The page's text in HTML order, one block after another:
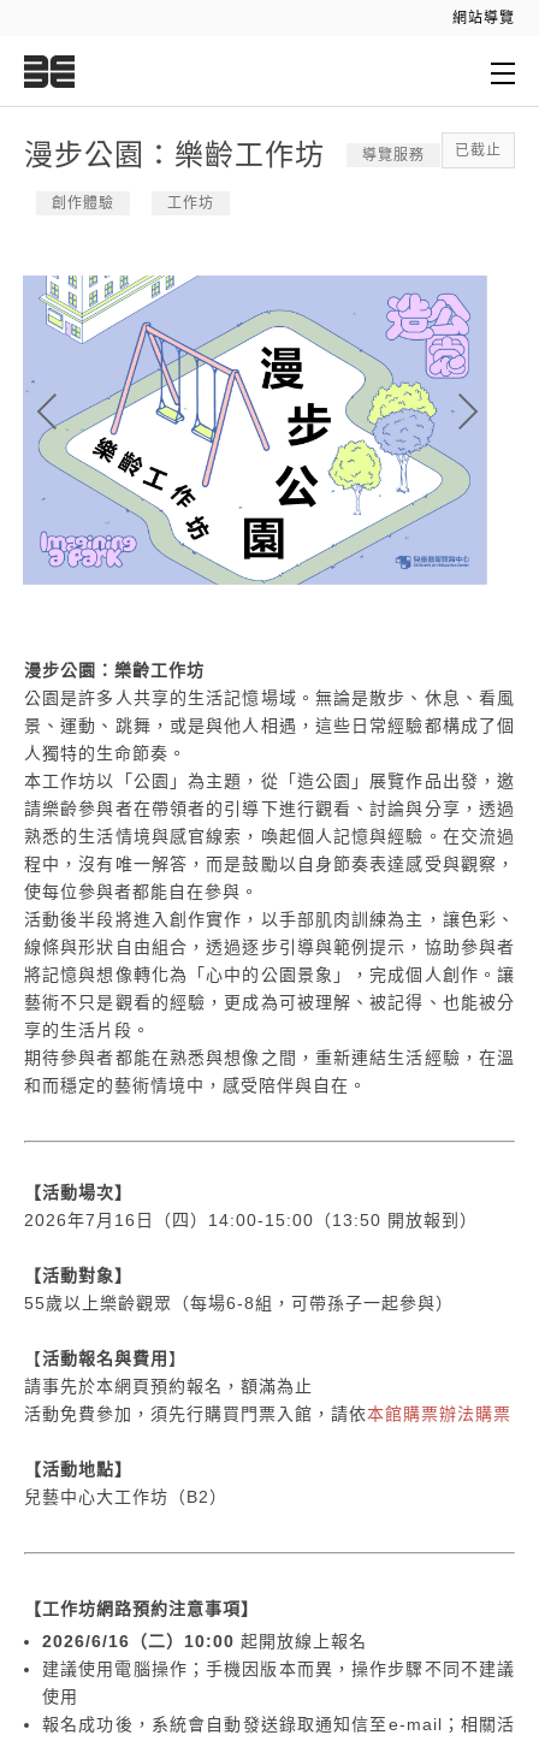
網站導覽
已截止
漫步公園：樂齡工作坊 導覽服務
創作體驗 工作坊
漫步公園：樂齡工作坊
公園是許多人共享的生活記憶場域。無論是散步、休息、看風
景、運動、跳舞，或是與他人相遇，這些日常經驗都構成了個
人獨特的生命節奏。
本工作坊以「公園」為主題，從「造公園」展覽作品出發，邀
請樂齡參與者在帶領者的引導下進行觀看、討論與分享，透過
熟悉的生活情境與感官線索，喚起個人記憶與經驗。在交流過
程中，沒有唯一解答，而是鼓勵以自身節奏表達感受與觀察，
使每位參與者都能自在參與。
活動後半段將進入創作實作，以手部肌肉訓練為主，讓色彩、
線條與形狀自由組合，透過逐步引導與範例提示，協助參與者
將記憶與想像轉化為「心中的公園景象」，完成個人創作。讓
藝術不只是觀看的經驗，更成為可被理解、被記得、也能被分
享的生活片段。
期待參與者都能在熟悉與想像之間，重新連結生活經驗，在溫
和而穩定的藝術情境中，感受陪伴與自在。
【活動場次】
2026年7月16日（四）14:00-15:00（13:50 開放報到）
【活動對象】
55歲以上樂齡觀眾（每場6-8組，可帶孫子一起參與）
【活動報名與費用】
請事先於本網頁預約報名，額滿為止
活動免費參加，須先行購買門票入館，請依本館購票辦法購票
【活動地點】
兒藝中心大工作坊（B2）
【工作坊網路預約注意事項】
2026/6/16（二）10:00 起開放線上報名
建議使用電腦操作；手機因版本而異，操作步驟不同不建議
使用
報名成功後，系統會自動發送錄取通知信至e-mail；相關活